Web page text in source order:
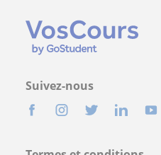
Suivez-nous